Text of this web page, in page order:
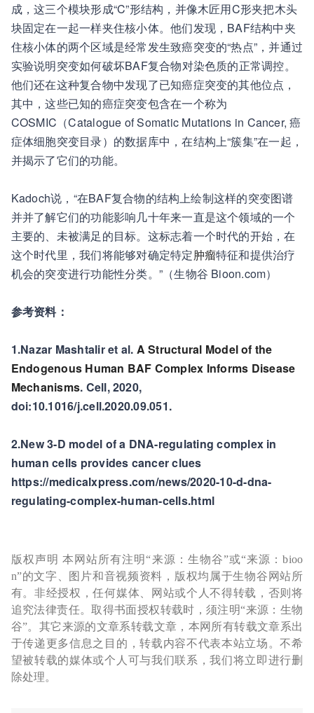
成，这三个模块形成“C”形结构，并像木匠用C形夹把木头
块固定在一起一样夹住核小体。他们发现，BAF结构中夹
住核小体的两个区域是经常发生致癌突变的“热点”，并通过
实验说明突变如何破坏BAF复合物对染色质的正常调控。
他们还在这种复合物中发现了已知癌症突变的其他位点，
其中，这些已知的癌症突变包含在一个称为
COSMIC（Catalogue of Somatic Mutations in Cancer, 癌
症体细胞突变目录）的数据库中，在结构上“簇集”在一起，
并揭示了它们的功能。
Kadoch说，“在BAF复合物的结构上绘制这样的突变图谱
并并了解它们的功能影响几十年来一直是这个领域的一个
主要的、未被满足的目标。这标志着一个时代的开始，在
这个时代里，我们将能够对确定特定肿瘤特征和提供治疗
机会的突变进行功能性分类。”（生物谷 Bioon.com）
参考资料：
1.Nazar Mashtalir et al. A Structural Model of the
Endogenous Human BAF Complex Informs Disease
Mechanisms. Cell, 2020,
doi:10.1016/j.cell.2020.09.051.
2.New 3-D model of a DNA-regulating complex in
human cells provides cancer clues
https://medicalxpress.com/news/2020-10-d-dna-
regulating-complex-human-cells.html
版权声明 本网站所有注明“来源：生物谷”或“来源：bioo
n”的文字、图片和音视频资料，版权均属于生物谷网站所
有。非经授权，任何媒体、网站或个人不得转载，否则将
追究法律责任。取得书面授权转载时，须注明“来源：生物
谷”。其它来源的文章系转载文章，本网所有转载文章系出
于传递更多信息之目的，转载内容不代表本站立场。不希
望被转载的媒体或个人可与我们联系，我们将立即进行删
除处理。